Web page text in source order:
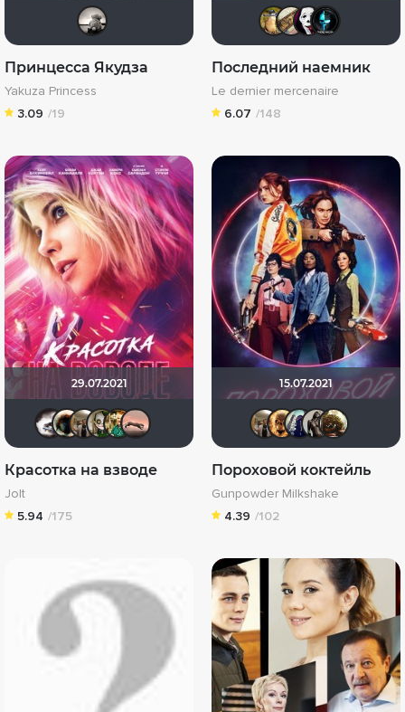
Принцесса Якудза
Yakuza Princess
3.09 /19
Последний наемник
Le dernier mercenaire
6.07 /148
29.07.2021
BikerHaotikVladimir Samsonov
Андрей Винтоняк
egortan
Красотка на взводе
Jolt
5.94 /175
15.07.2021
Vladimir
Пороховой коктейль
Gunpowder Milkshake
4.39 /102